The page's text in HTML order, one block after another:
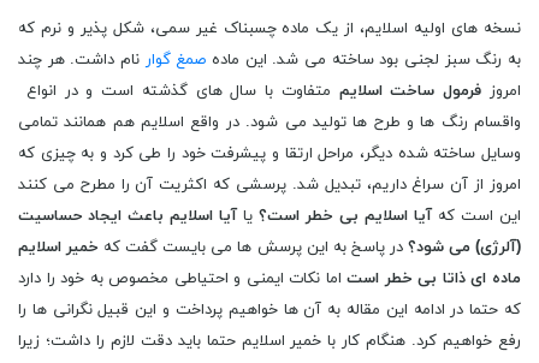
نسخه های اولیه اسلایم، از یک ماده چسبناک غیر سمی، شکل پذیر و نرم که
به رنگ سبز لجنی بود ساخته می شد. این ماده صمغ گوار نام داشت. هر چند
امروز فرمول ساخت اسلایم متفاوت با سال های گذشته است و در انواع
واقسام رنگ ها و طرح ها تولید می شود. در واقع اسلایم هم همانند تمامی
وسایل ساخته شده دیگر، مراحل ارتقا و پیشرفت خود را طی کرد و به چیزی که
امروز از آن سراغ داریم، تبدیل شد. پرسشی که اکثریت آن را مطرح می کنند
این است که آیا اسلایم بی خطر است؟ یا آیا اسلایم باعث ایجاد حساسیت
(آلرژی) می شود؟ در پاسخ به این پرسش ها می بایست گفت که خمیر اسلایم
ماده ای ذاتا بی خطر استاما نکات ایمنی و احتیاطی مخصوص به خود را دارد
که حتما در ادامه این مقاله به آن ها خواهیم پرداخت و این قبیل نگرانی ها را
رفع خواهیم کرد. هنگام کار با خمیر اسلایم حتما باید دقت لازم را داشت؛ زیرا